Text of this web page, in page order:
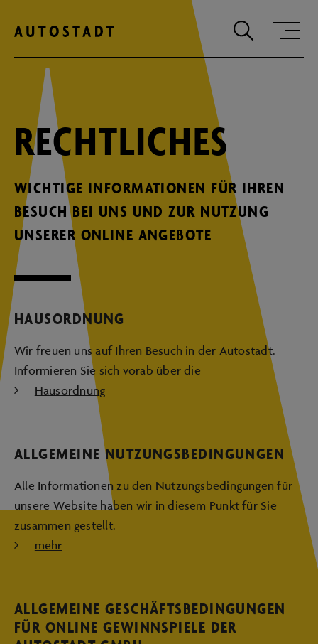
RECHTLICHES
WICHTIGE INFORMATIONEN FÜR IHREN
BESUCH BEI UNS UND ZUR NUTZUNG
UNSERER ONLINE ANGEBOTE
HAUSORDNUNG
Wir freuen uns auf Ihren Besuch in der Autostadt.
Informieren Sie sich vorab über die
Hausordnung
ALLGEMEINE NUTZUNGSBEDINGUNGEN
Alle Informationen zu den Nutzungsbedingungen für
unsere Website haben wir in diesem Punkt für Sie
zusammen gestellt.
mehr
ALLGEMEINE GESCHÄFTSBEDINGUNGEN
FÜR ONLINE GEWINNSPIELE DER